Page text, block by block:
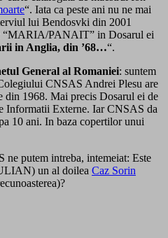
“. Iata ca peste ani nu ne mai
lui Bendosvki din 2001
“MARIA/PANAIT” in Dosarul ei
in Anglia, din ’68…“.
General al Romaniei: suntem
CNSAS Andrei Plesu are
din 1968. Mai precis Dosarul ei de
Informatii Externe. Iar CNSAS da
10 ani. In baza copertilor unui
ne putem intreba, intemeiat: Este
un al doilea Caz Sorin